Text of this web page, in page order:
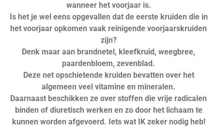
wanneer het voorjaar is.
Is het je wel eens opgevallen dat de eerste kruiden die in
het voorjaar opkomen vaak reinigende voorjaarskruiden
zijn?
Denk maar aan brandnetel, kleefkruid, weegbree,
paardenbloem, zevenblad.
Deze net opschietende kruiden bevatten over het
algemeen veel vitamine en mineralen.
Daarnaast beschikken ze over stoffen die vrije radicalen
binden of diuretisch werken en zo door het lichaam te
kunnen worden afgevoerd. Iets wat IK zeker nodig heb!